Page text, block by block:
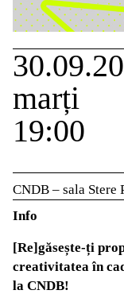
marți
19:00
CNDB – sala Stere
Info
[Re]găsește-ți
creativitatea în
la CNDB!